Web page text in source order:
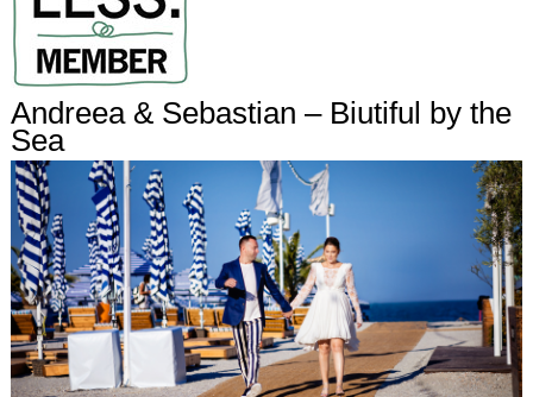
Andreea & Sebastian – Biutiful by the
Sea